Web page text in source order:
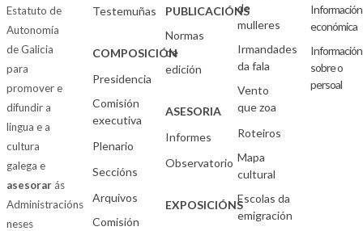
Estatuto de
Autonomía
de Galicia
para
promover e
difundir a
lingua e a
cultura
galega e
asesorarás
Administracións
neses
Testemuñas
COMPOSICIÓN
Presidencia
Comisión
executiva
Plenario
Seccións
Arquivos
Comisión
PUBLICACIÓNS
Normas
de
edición
ASESORIA
Informes
Observatorio
EXPOSICIÓNS
de
mulleres
Irmandades
da fala
Vento
que zoa
Roteiros
Mapa
cultural
Escolas da
emigración
Información
económica
Información
sobre o
persoal